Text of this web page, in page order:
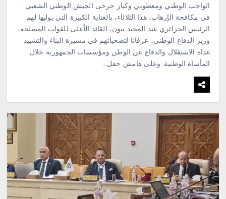
الواجب الوطني ومعطوبي وكبار جرحى الجيش الوطني الشعبي
في مكافحة الإرهاب، هذا الثلاثاء، بالعناية الكبيرة التي يوليها لهم
الرئيس الجزائري عبد المجيد تبون، القائد الأعلى للقوات المسلحة،
وزير الدفاع الوطني، عرفانا لتضحياتهم في مسيرة البناء والتشييد
غداة الاستقلال والدفاع عن الوطن ومؤسسات الجمهورية خلال
المأساة الوطنية. وعلى هامش حفل…